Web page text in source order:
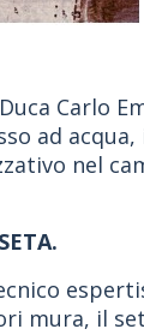
Carlo
ad
nel
mura, il